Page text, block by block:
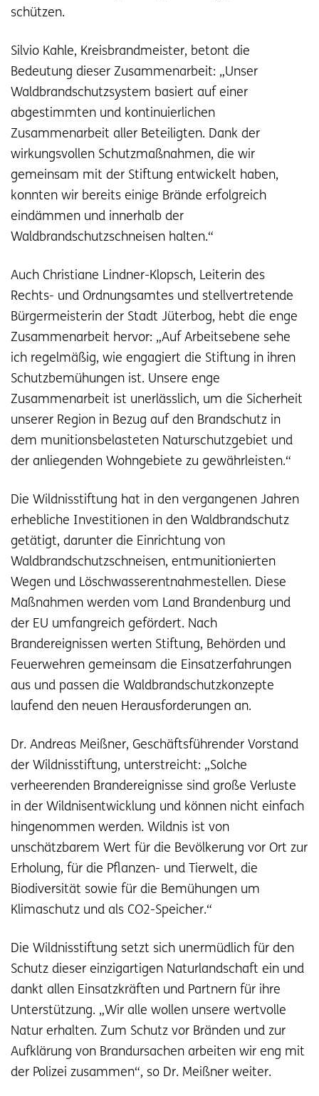
schützen.
Silvio Kahle, Kreisbrandmeister, betont die
Bedeutung dieser Zusammenarbeit: „Unser
Waldbrandschutzsystem basiert auf einer
abgestimmten und kontinuierlichen
Zusammenarbeit aller Beteiligten. Dank der
wirkungsvollen Schutzmaßnahmen, die wir
gemeinsam mit der Stiftung entwickelt haben,
konnten wir bereits einige Brände erfolgreich
eindämmen und innerhalb der
Waldbrandschutzschneisen halten.“
Auch Christiane Lindner-Klopsch, Leiterin des
Rechts- und Ordnungsamtes und stellvertretende
Bürgermeisterin der Stadt Jüterbog, hebt die enge
Zusammenarbeit hervor: „Auf Arbeitsebene sehe
ich regelmäßig, wie engagiert die Stiftung in ihren
Schutzbemühungen ist. Unsere enge
Zusammenarbeit ist unerlässlich, um die Sicherheit
unserer Region in Bezug auf den Brandschutz in
dem munitionsbelasteten Naturschutzgebiet und
der anliegenden Wohngebiete zu gewährleisten.“
Die Wildnisstiftung hat in den vergangenen Jahren
erhebliche Investitionen in den Waldbrandschutz
getätigt, darunter die Einrichtung von
Waldbrandschutzschneisen, entmunitionierten
Wegen und Löschwasserentnahmestellen. Diese
Maßnahmen werden vom Land Brandenburg und
der EU umfangreich gefördert. Nach
Brandereignissen werten Stiftung, Behörden und
Feuerwehren gemeinsam die Einsatzerfahrungen
aus und passen die Waldbrandschutzkonzepte
laufend den neuen Herausforderungen an.
Dr. Andreas Meißner, Geschäftsführender Vorstand
der Wildnisstiftung, unterstreicht: „Solche
verheerenden Brandereignisse sind große Verluste
in der Wildnisentwicklung und können nicht einfach
hingenommen werden. Wildnis ist von
unschätzbarem Wert für die Bevölkerung vor Ort zur
Erholung, für die Pflanzen- und Tierwelt, die
Biodiversität sowie für die Bemühungen um
Klimaschutz und als CO2-Speicher.“
Die Wildnisstiftung setzt sich unermüdlich für den
Schutz dieser einzigartigen Naturlandschaft ein und
dankt allen Einsatzkräften und Partnern für ihre
Unterstützung. „Wir alle wollen unsere wertvolle
Natur erhalten. Zum Schutz vor Bränden und zur
Aufklärung von Brandursachen arbeiten wir eng mit
der Polizei zusammen“, so Dr. Meißner weiter.